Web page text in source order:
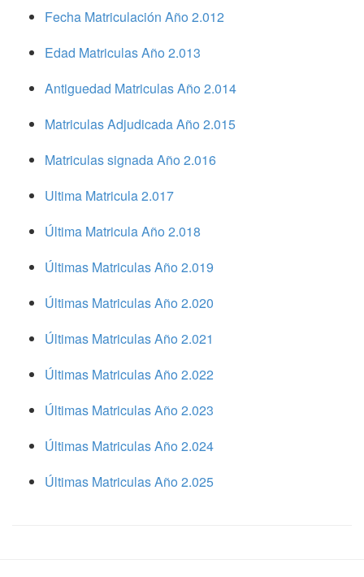
Fecha Matriculación Año 2.012
Edad Matriculas Año 2.013
Antiguedad Matriculas Año 2.014
Matriculas Adjudicada Año 2.015
Matriculas signada Año 2.016
Ultima Matricula 2.017
Última Matricula Año 2.018
Últimas Matriculas Año 2.019
Últimas Matriculas Año 2.020
Últimas Matriculas Año 2.021
Últimas Matriculas Año 2.022
Últimas Matriculas Año 2.023
Últimas Matriculas Año 2.024
Últimas Matriculas Año 2.025